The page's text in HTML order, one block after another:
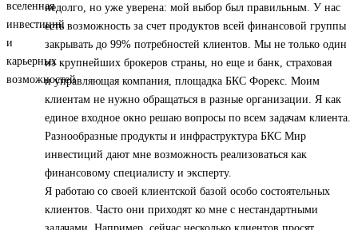
недолго, но уже уверена: мой выбор был правильным. У нас
есть возможность за счет продуктов всей финансовой группы
закрывать до 99% потребностей клиентов. Мы не только один
из крупнейших брокеров страны, но еще и банк, страховая
и управляющая компания, площадка БКС Форекс. Моим
клиентам не нужно обращаться в разные организации. Я как
единое входное окно решаю вопросы по всем задачам клиента.
Разнообразные продукты и инфраструктура БКС Мир
инвестиций дают мне возможность реализоваться как
финансовому специалисту и эксперту.
Я работаю со своей клиентской базой особо состоятельных
клиентов. Часто они приходят ко мне с нестандартными